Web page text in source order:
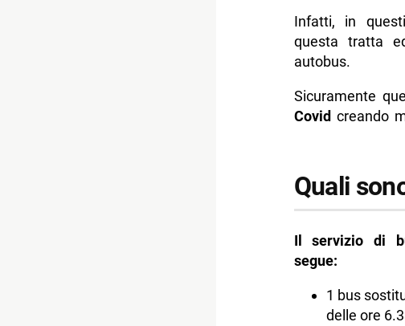
Infatti, in
questa tratta
autobus.
Sicuramente
Covidcreando
Quali
Il servizio di
segue:
1 bus
delle ore